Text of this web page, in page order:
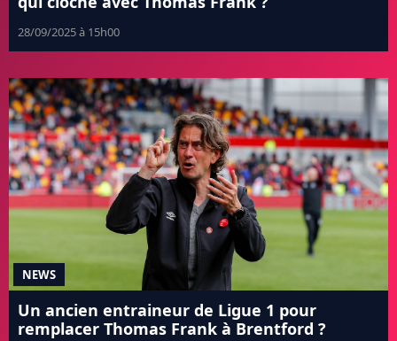
28/09/2025 à 15h00
NEWS
Un ancien entraineur de Ligue 1 pour
remplacer Thomas Frank à Brentford ?